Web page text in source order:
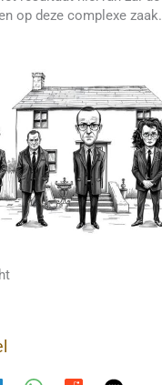
op deze complexe zaak.